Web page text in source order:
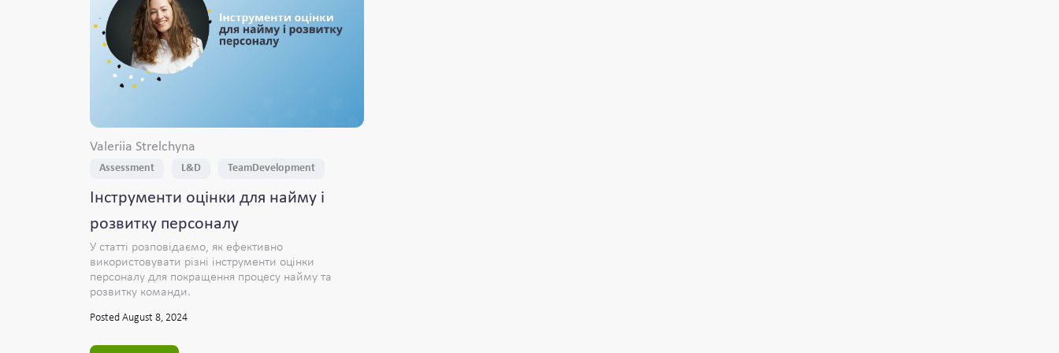
Valeriia Strelchyna
Assessment L&D TeamDevelopment
Інструменти оцінки для найму і
розвитку персоналу
У статті розповідаємо, як ефективно
використовувати різні інструменти оцінки
персоналу для покращення процесу найму та
розвитку команди.
Posted August 8, 2024